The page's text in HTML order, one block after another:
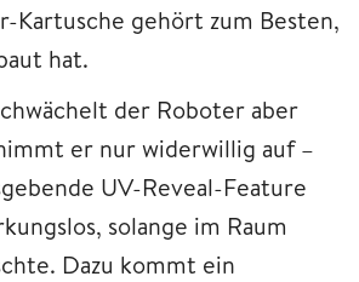
Kartusche gehört zum Besten,
hat.
der Roboter aber
er nur widerwillig auf –
UV-Reveal-Feature
solange im Raum
Dazu kommt ein